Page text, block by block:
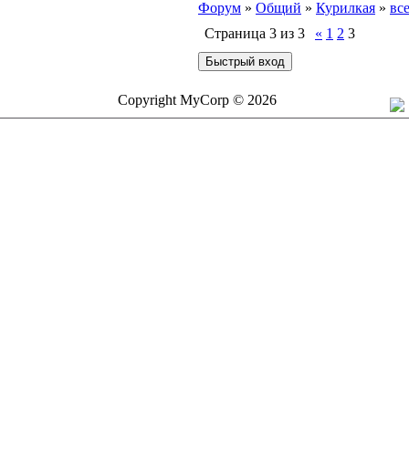
Форум » Общий » Курилкая »
Страница 3 из 3 « 1 2 3
Copyright MyCorp © 2026